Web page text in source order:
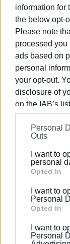
information for
the below opt-
Please note
processed you
ads based on
personal
your opt-out.
disclosure of
on the IAB’s
information
on theIAB’s
further
Please note
Google
behaviour.
Google and
section.
Personal
Outs
I want to
personal
Opted In
I want to
Personal
Opted In
I want to
Personal
απευθείας από
μήνυμα είτε
Εμφανίσεις: